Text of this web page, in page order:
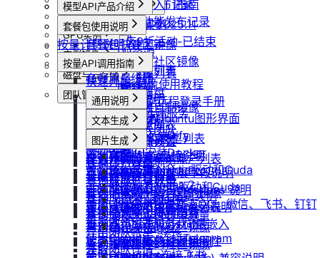
GPU-新功能发布记录
模型API-新功能发布记录
活动及价格更新公告
双11夜间折扣-2025.11
2025国庆9折活动-已结束
可用区介绍
【新人必看】入门指南
镜像选择
创建实例
登录实例
本地数据上传
文件管理
制作私有镜像
调用公共模型库
防火墙及端口设置
配置外网加速
云硬盘扩容与挂载
云存储挂载
模型库挂载
自启动
手动安装监控
GPU抢占式实例
GPU抢占式实例
发布社区镜像
如何发布社区镜像
更新已发布的社区镜像
计费与回收
计费概览
计费方式说明
到期或欠费说明
续费管理
回收规则
GPU最佳实践
Isaac系列镜像使用教程
Windows实例远程登录手册
通过VNC搭建Ubuntu图形界面
ubuntu如何安装Dify
ubuntu如何安装Docker
Windows安装Nvidia驱动和Cuda
ubuntu安装Nvidia驱动和Cuda
使用LangBot快速部署QQ、微信、飞书、钉钉
机器人
使用Clawdbot连接Telegram
使用Clawdbot连接飞书
常见错误码
GPU实例
创建GPU资源
获取实例资源列表
启动实例
关闭实例
删除实例
重启实例
重装实例
重置实例密码
升降配实例
获取支持的可用区信息列表
查询网络加速服务状态
检查指定规格的资源可用性
实例镜像
获取自制镜像列表
创建自制镜像
删除算力平台自制镜像
获取社区镜像列表
获取平台镜像列表
查询镜像已共享的账户列表
获取镜像标签列表
查询他人共享给自己的镜像
查询已收藏的镜像列表
查询自己发布的社区镜像
查询指定用户的社区镜像
磁盘与云存储
创建并挂载云盘
删除云盘
卸载云盘
扩容云盘
挂载已有云盘
查询云盘扩容价格
挂载 US3 对象存储到实例
云存储文件上传和下载
团队管理
创建团队
邀请成员加入团队
删除团队
查询成员订单列表
查询成员订单数量
查询成员未支付订单
查询成员未支付订单数量
导出团队账单
获取团队详情
模型API产品介绍
模型API服务
套餐包使用说明
套餐包快速上手
套餐计费逻辑
套餐用量统计
客户端接入
OpenClaw 云端服务
按量计费说明
按量API调用指南
快速开始
通用说明
认证鉴权
错误码
文本生成
如何获取模型列表
模型协议支持说明
API支持与扩展字段说明
OpenAI-Completions 说明
OpenAI-Response说明
Embeddings 向量嵌入
Gemini 快速开始
图片生成
Nano Banana
Nano Banana Pro
Nano Banana 2
gpt-image-1
gpt-image-1.5
gpt-image-2
doubao-seedream